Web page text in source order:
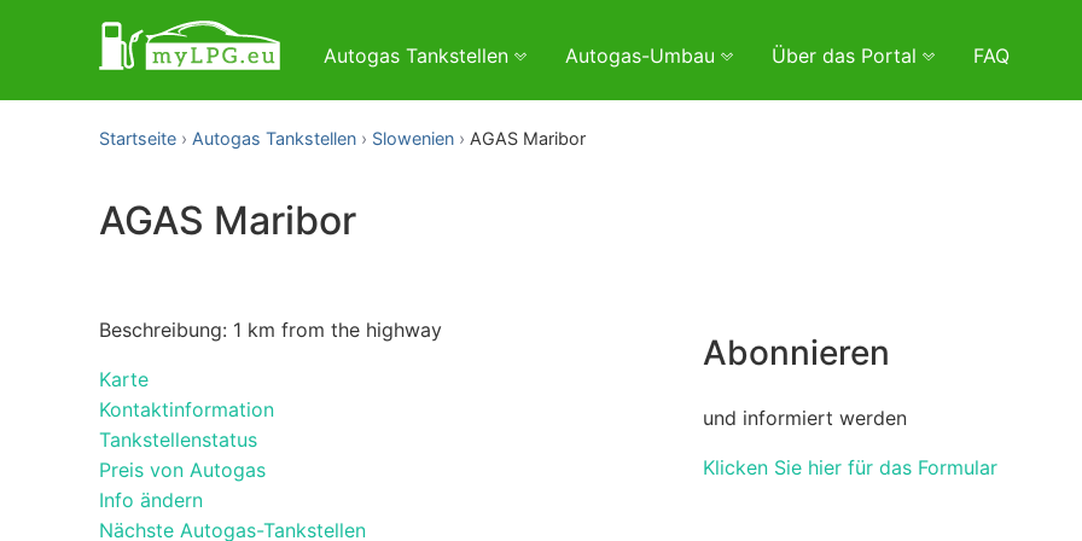
Autogas Tankstellen Autogas-Umbau Über das Portal FAQ
Startseite Autogas Tankstellen Slowenien AGAS Maribor
AGAS Maribor
Beschreibung: 1 km from the highway
Karte
Kontaktinformation
Tankstellenstatus
Preis von Autogas
Info ändern
Nächste Autogas-Tankstellen
Abonnieren
und informiert werden
Klicken Sie hier für das Formular